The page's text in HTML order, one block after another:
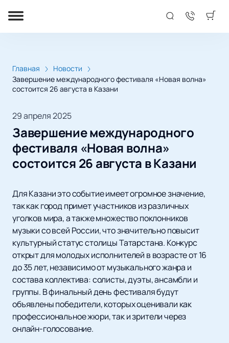
Главная
Новости
Завершение международного фестиваля «Новая волна»
состоится 26 августа в Казани
29 апреля 2025
Завершение международного
фестиваля «Новая волна»
состоится 26 августа в Казани
Для Казани это событие имеет огромное значение,
так как город примет участников из различных
уголков мира, а также множество поклонников
музыки со всей России, что значительно повысит
культурный статус столицы Татарстана. Конкурс
открыт для молодых исполнителей в возрасте от 16
до 35 лет, независимо от музыкального жанра и
состава коллектива: солисты, дуэты, ансамбли и
группы. В финальный день фестиваля будут
объявлены победители, которых оценивали как
профессиональное жюри, так и зрители через
онлайн-голосование.